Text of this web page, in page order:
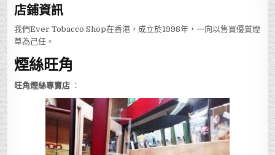
店鋪資訊
我們Ever Tobacco Shop在香港，成立於1998年，一向以售買優質煙
草為己任。
煙絲旺角
旺角煙絲專賣店 ：